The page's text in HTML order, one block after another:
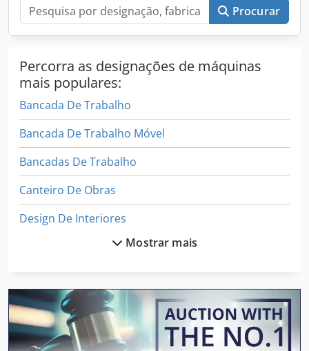
conforme as necessidades do armazém Csdpfjw S Ttyox
Aafjha Benefícios: • Maximiza o espaço de armazenamento
horizontal • Reduz o tempo de manuseio • Melhora a
armazéns industriais, oficinas, fábricas e centros
logísticos. O preço varia conforme o modelo e o tamanho!
Procurar
Percorra as designações de máquinas
mais populares:
Bancada De Trabalho
Bancada De Trabalho Móvel
Bancadas De Trabalho
Canteiro De Obras
Design De Interiores
Entrega De Fluxo
Estante De Cesta De Malha
Mostrar mais